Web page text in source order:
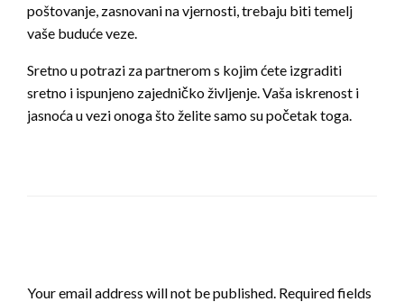
poštovanje, zasnovani na vjernosti, trebaju biti temelj
vaše buduće veze.
Sretno u potrazi za partnerom s kojim ćete izgraditi
sretno i ispunjeno zajedničko življenje. Vaša iskrenost i
jasnoća u vezi onoga što želite samo su početak toga.
Your email address will not be published. Required fields